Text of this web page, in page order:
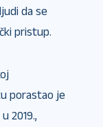
da se
pristup.
porastao je
2019.,